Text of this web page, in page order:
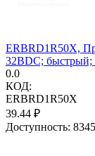
ERBRD1R50X,
32ВDC; быстрый;
0.0
КОД:
ERBRD1R50X
39.44 ₽
Доступность: